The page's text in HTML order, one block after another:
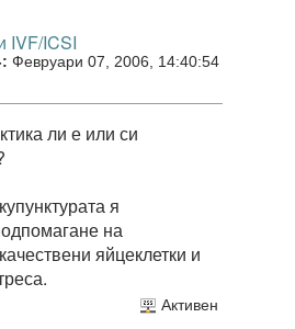
IVF/ICSI
Февруари 07, 2006, 14:40:54
ли е или си
я
на
яйцеклетки и
Активен